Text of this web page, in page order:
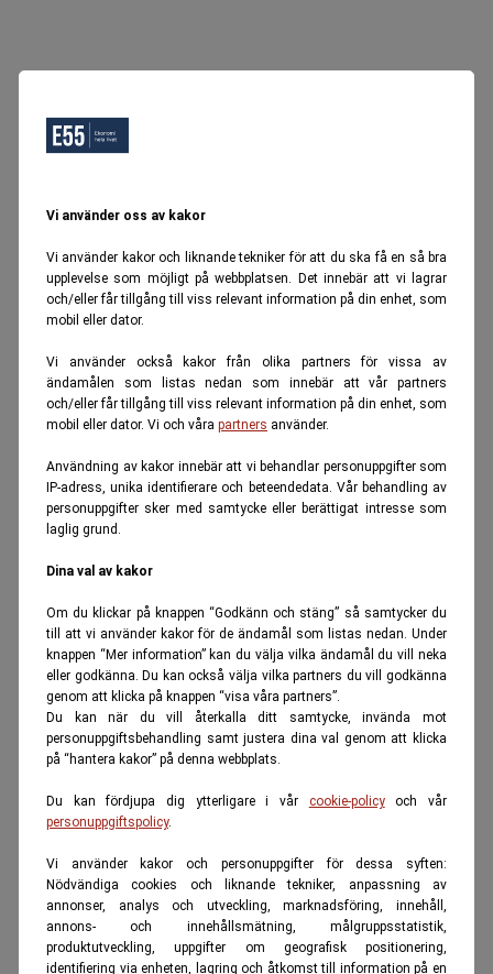
Vi använder oss av kakor
Vi använder kakor och liknande tekniker för att du ska få en så bra
upplevelse som möjligt på webbplatsen. Det innebär att vi lagrar
och/eller får tillgång till viss relevant information på din enhet, som
mobil eller dator.
Vi använder också kakor från olika partners för vissa av
ändamålen som listas nedan som innebär att vår partners
och/eller får tillgång till viss relevant information på din enhet, som
mobil eller dator. Vi och våra partners använder.
Användning av kakor innebär att vi behandlar personuppgifter som
IP-adress, unika identifierare och beteendedata. Vår behandling av
personuppgifter sker med samtycke eller berättigat intresse som
laglig grund.
Dina val av kakor
Om du klickar på knappen “Godkänn och stäng” så samtycker du
till att vi använder kakor för de ändamål som listas nedan. Under
knappen “Mer information” kan du välja vilka ändamål du vill neka
eller godkänna. Du kan också välja vilka partners du vill godkänna
genom att klicka på knappen “visa våra partners”.
Du kan när du vill återkalla ditt samtycke, invända mot
personuppgiftsbehandling samt justera dina val genom att klicka
på “hantera kakor” på denna webbplats.
Du kan fördjupa dig ytterligare i vår cookie-policyoch vår
personuppgiftspolicy.
Vi använder kakor och personuppgifter för dessa syften:
Nödvändiga cookies och liknande tekniker, anpassning av
annonser, analys och utveckling, marknadsföring, innehåll,
annons- och innehållsmätning, målgruppsstatistik,
produktutveckling, uppgifter om geografisk positionering,
identifiering via enheten, lagring och åtkomst till information på en